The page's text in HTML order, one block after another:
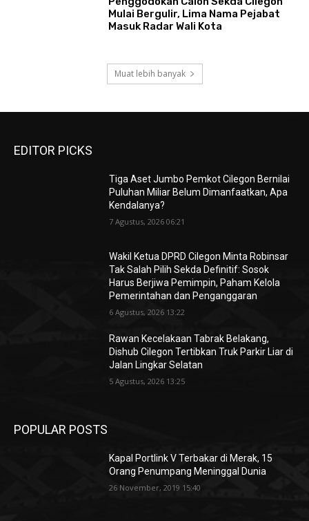
Mulai Bergulir, Lima Nama Pejabat
Masuk Radar Wali Kota
Muat lebih banyak
EDITOR PICKS
Tiga Aset Jumbo Pemkot Cilegon Bernilai
Puluhan Miliar Belum Dimanfaatkan, Apa
Kendalanya?
7 Agustus, 2026 06:21
Wakil Ketua DPRD Cilegon Minta Robinsar
Tak Salah Pilih Sekda Definitif: Sosok
Harus Berjiwa Pemimpin, Paham Kelola
Pemerintahan dan Penganggaran
6 Agustus, 2026 13:22
Rawan Kecelakaan Tabrak Belakang,
Dishub Cilegon Tertibkan Truk Parkir Liar di
Jalan Lingkar Selatan
5 Agustus, 2026 13:25
POPULAR POSTS
Kapal Portlink V Terbakar di Merak, 15
Orang Penumpang Meninggal Dunia
26 November, 2019 15:40